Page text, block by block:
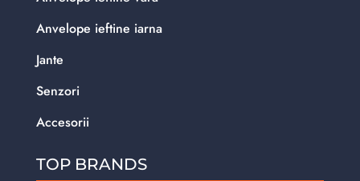
Anvelope ieftine iarna
Jante
Senzori
Accesorii
TOP BRANDS